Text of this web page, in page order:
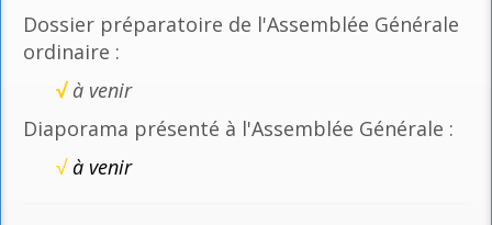
Dossier préparatoire de l'Assemblée Générale
ordinaire :
√ à venir
Diaporama présenté à l'Assemblée Générale :
√à venir